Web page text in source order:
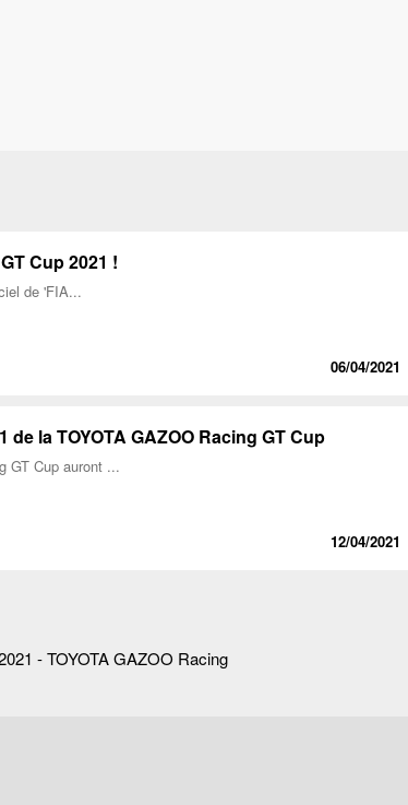
Cup 2021 !
de 'FIA...
06/04/2021
la TOYOTA GAZOO Racing GT Cup
GT Cup auront ...
12/04/2021
- TOYOTA GAZOO Racing